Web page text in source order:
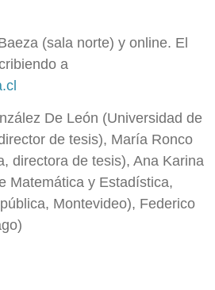
(sala norte) y online. El
a
De León (Universidad de
de tesis), María Ronco
directora de tesis), Ana Karina
Matemática y Estadística,
Montevideo), Federico